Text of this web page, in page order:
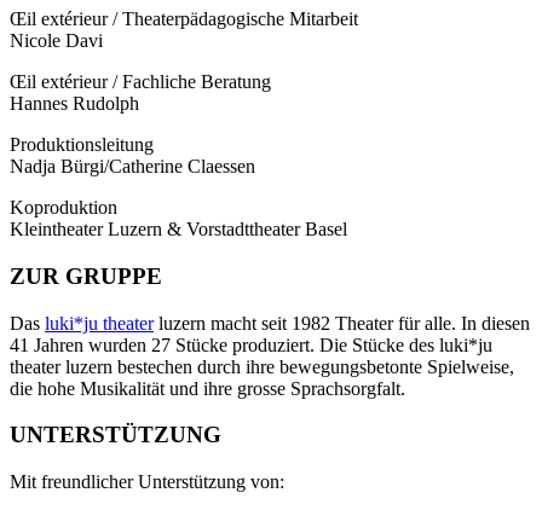
Œil extérieur / Theaterpädagogische Mitarbeit
Nicole Davi
Œil extérieur / Fachliche Beratung
Hannes Rudolph
Produktionsleitung
Nadja Bürgi/Catherine Claessen
Koproduktion
Kleintheater Luzern & Vorstadttheater Basel
ZUR GRUPPE
Das luki*ju theaterluzern macht seit 1982 Theater für alle. In diesen
41 Jahren wurden 27 Stücke produziert. Die Stücke des luki*ju
theater luzern bestechen durch ihre bewegungsbetonte Spielweise,
die hohe Musikalität und ihre grosse Sprachsorgfalt.
UNTERSTÜTZUNG
Mit freundlicher Unterstützung von: